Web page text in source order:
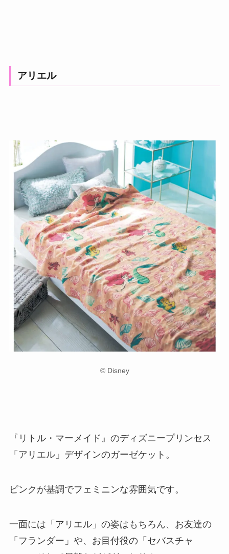
アリエル
© Disney
『リトル・マーメイド』のディズニープリンセス
「アリエル」デザインのガーゼケット。
ピンクが基調でフェミニンな雰囲気です。
一面には「アリエル」の姿はもちろん、お友達の
「フランダー」や、お目付役の「セバスチャ